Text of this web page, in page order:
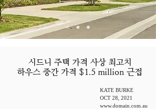
시드니 주택 가격 사상 최고치
하우스 중간 가격 $1.5 million 근접
KATE BURKE
OCT 28, 2021
www.domain.com.au